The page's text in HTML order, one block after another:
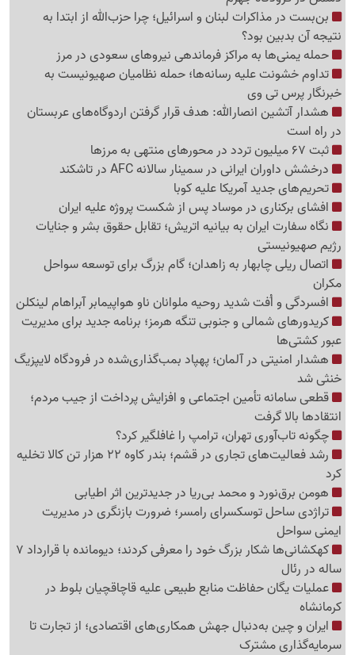
بن‌بست در مذاکرات لبنان و اسرائیل؛ چرا حزب‌الله از ابتدا به
نتیجه آن بدبین بود؟
حمله یمنی‌ها به مراکز فرماندهی نیروهای سعودی در مرز
تداوم خشونت علیه رسانه‌ها؛ حمله نظامیان صهیونیست به
خبرنگار پرس تی وی
هشدار آتشین انصارالله: هدف قرار گرفتن اردوگاه‌های عربستان
در راه است
ثبت 67 میلیون تردد در محورهای منتهی به مرزها
درخشش داوران ایرانی در سمینار سالانه AFC در تاشکند
تحریم‌های جدید آمریکا علیه کوبا
افشای برکناری در موساد پس از شکست پروژه علیه ایران
نگاه سفارت ایران به بیانیه اتریش؛ تقابل حقوق بشر و جنایات
رژیم صهیونیستی
اتصال ریلی چابهار به زاهدان؛ گام بزرگ برای توسعه سواحل
مکران
افسردگی و اُفت شدید روحیه ملوانان ناو هواپیمابر آبراهام لینکلن
کریدورهای شمالی و جنوبی تنگه هرمز؛ برنامه جدید برای مدیریت
عبور کشتی‌ها
هشدار امنیتی در آلمان؛ پهپاد بمب‌گذاری‌شده در فرودگاه لایپزیگ
خنثی شد
قطعی سامانه تأمین اجتماعی و افزایش پرداخت از جیب مردم؛
انتقادها بالا گرفت
چگونه تاب‌آوری تهران، ترامپ را غافلگیر کرد؟
رشد فعالیت‌های تجاری در قشم؛ بندر کاوه 22 هزار تن کالا تخلیه
کرد
هومن برق‌نورد و محمد بی‌ریا در جدیدترین اثر اطیابی
تراژدی ساحل توسکسرای رامسر؛ ضرورت بازنگری در مدیریت
ایمنی سواحل
کهکشانی‌ها شکار بزرگ خود را معرفی کردند؛ دیومانده با قرارداد 7
ساله در رئال
عملیات یگان حفاظت منابع طبیعی علیه قاچاقچیان بلوط در
کرمانشاه
ایران و چین به‌دنبال جهش همکاری‌های اقتصادی؛ از تجارت تا
سرمایه‌گذاری مشترک